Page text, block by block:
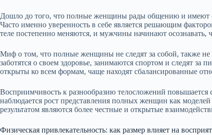
Дошло до того, что полные женщины рады общению и имеют
Часто именно уверенность в себе является решающим
теле постепенно меняются, и мужчины начинают осознавать,
Миф о том, что полные женщины не следят за собой, также не
заботятся о своем здоровье, занимаются спортом и следят
открыты ко всем формам, чаще находят сбалансированные
Восприимчивость к разнообразию телосложений
наблюдается рост представления полных женщин как
результатом являются более честные и открытые
Физическая привлекательность: как размер влияет на